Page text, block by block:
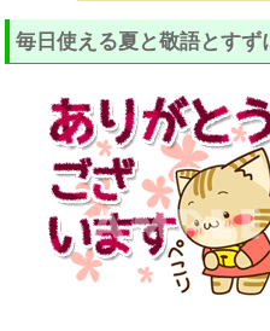
毎日使える夏と敬語とす